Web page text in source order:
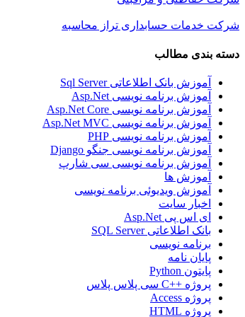
شرکت خدمات حسابداری تراز محاسبه
دسته بندی مطالب
آموزش بانک اطلاعاتی Sql Server
آموزش برنامه نویسی Asp.Net
آموزش برنامه نویسی Asp.Net Core
آموزش برنامه نویسی Asp.Net MVC
آموزش برنامه نویسی PHP
آموزش برنامه نویسی جنگو Django
آموزش برنامه نویسی سی شارپ
آموزش ها
آموزش ویدیوئی برنامه نویسی
اخبار سایت
ای اس پی Asp.Net
بانک اطلاعاتی SQL Server
برنامه نویسی
پایان نامه
پایتون Python
پروژه ++C سی پلاس پلاس
پروژه Access
پروژه HTML